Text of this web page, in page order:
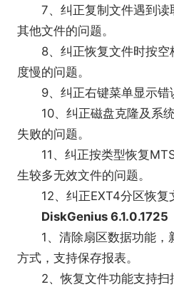
7、纠正复制文件遇到读
其他文件的问题。
8、纠正恢复文件时按空
度慢的问题。
9、纠正右键菜单显示错
10、纠正磁盘克隆及系统
失败的问题。
11、纠正按类型恢复MTS
生较多无效文件的问题。
12、纠正EXT4分区恢复
DiskGenius 6.1.0.1725
1、清除扇区数据功能，
方式，支持保存报表。
2、恢复文件功能支持扫